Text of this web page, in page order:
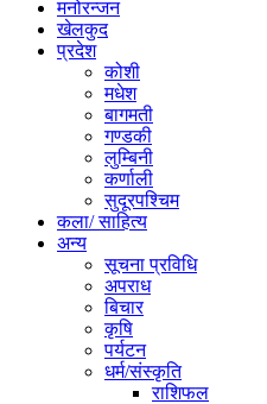
मनोरन्जन
खेलकुद
प्रदेश
कोशी
मधेश
बागमती
गण्डकी
लुम्बिनी
कर्णाली
सुदूरपश्चिम
कला/ साहित्य
अन्य
सूचना प्रविधि
अपराध
बिचार
कृषि
पर्यटन
धर्म/संस्कृति
राशिफल